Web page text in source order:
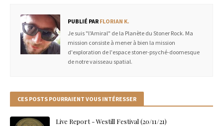
PUBLIÉ PAR FLORIAN K.
Je suis "l'Amiral" de la Planète du Stoner Rock. Ma
mission consiste à mener à bien la mission
d'exploration de l'espace stoner-psyché-doomesque
de notre vaisseau spatial.
CES POSTS POURRAIENT VOUS INTÉRESSER
Live Report - Westill Festival (20/11/21)